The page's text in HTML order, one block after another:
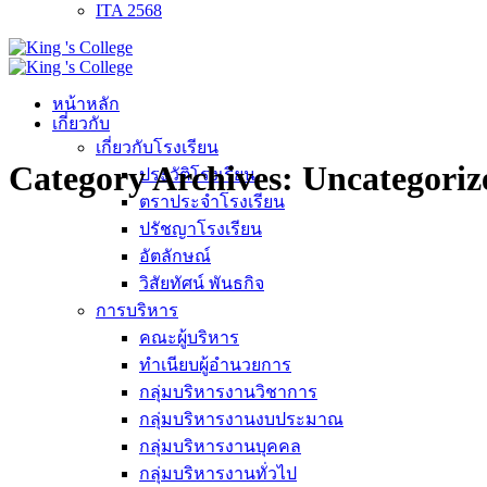
ITA 2568
หน้าหลัก
เกี่ยวกับ
เกี่ยวกับโรงเรียน
ประวัติโรงเรียน
ตราประจำโรงเรียน
ปรัชญาโรงเรียน
อัตลักษณ์
วิสัยทัศน์ พันธกิจ
การบริหาร
คณะผู้บริหาร
ทำเนียบผู้อำนวยการ
กลุ่มบริหารงานวิชาการ
กลุ่มบริหารงานงบประมาณ
กลุ่มบริหารงานบุคคล
กลุ่มบริหารงานทั่วไป
Category Archives: